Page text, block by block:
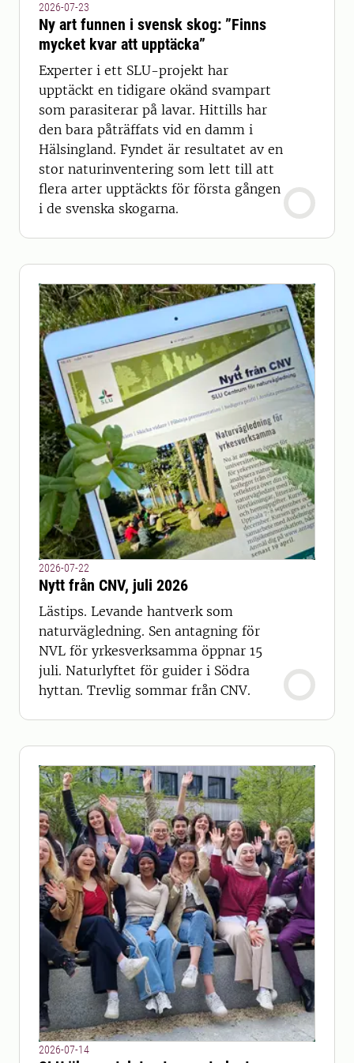
2026-07-23
Ny art funnen i svensk skog: ”Finns
mycket kvar att upptäcka”
Experter i ett SLU-projekt har
upptäckt en tidigare okänd svampart
som parasiterar på lavar. Hittills har
den bara påträffats vid en damm i
Hälsingland. Fyndet är resultatet av en
stor naturinventering som lett till att
flera arter upptäckts för första gången
i de svenska skogarna.
2026-07-22
Nytt från CNV, juli 2026
Lästips. Levande hantverk som
naturvägledning. Sen antagning för
NVL för yrkesverksamma öppnar 15
juli. Naturlyftet för guider i Södra
hyttan. Trevlig sommar från CNV.
2026-07-14